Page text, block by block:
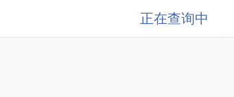
正在查询中